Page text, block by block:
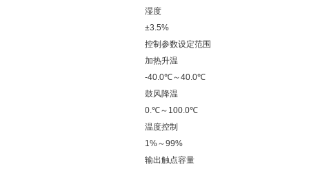
湿度
±3.5%
控制参数设定范围
加热升温
-40.0℃～40.0℃
鼓风降温
0.℃～100.0℃
温度控制
1%～99%
输出触点容量